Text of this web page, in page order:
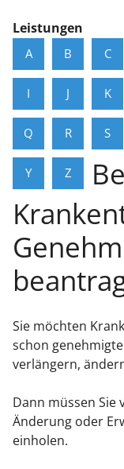
Leistungen
A B C
I J K
Q R S
Y Z
Sie möchten
schon
verlängern,
Dann müssen Sie
Änderung oder
einholen.